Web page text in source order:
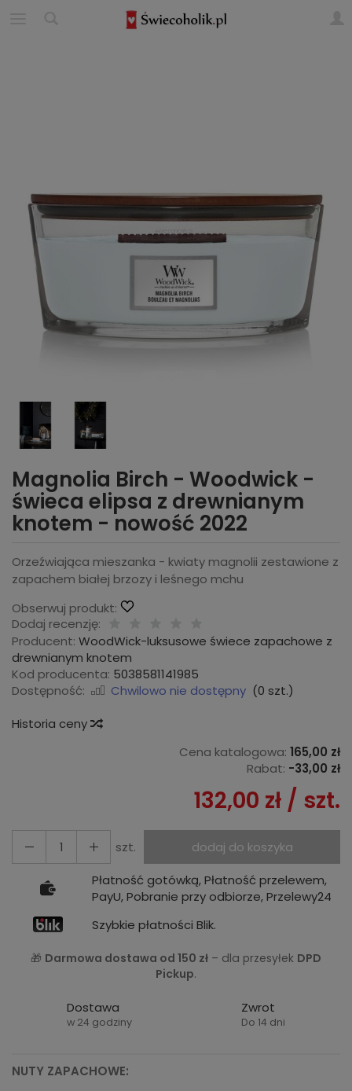
Magnolia Birch - Woodwick -
świeca elipsa z drewnianym
knotem - nowość 2022
Orzeźwiająca mieszanka - kwiaty magnolii zestawione z
zapachem białej brzozy i leśnego mchu
Obserwuj produkt:
Dodaj recenzję:
Producent: WoodWick-luksusowe świece zapachowe z
drewnianym knotem
Kod producenta: 5038581141985
Dostępność:
Chwilowo nie dostępny (0 szt.)
Historia ceny
Cena katalogowa: 165,00 zł
Rabat: -33,00 zł
132,00 zł / szt.
szt.
dodaj do koszyka
Płatność gotówką, Płatność przelewem,
PayU, Pobranie przy odbiorze, Przelewy24
Szybkie płatności Blik.
🎁 Darmowa dostawa od 150 zł – dla przesyłek DPD
Pickup.
Dostawa
w 24 godziny
Zwrot
Do 14 dni
NUTY ZAPACHOWE: